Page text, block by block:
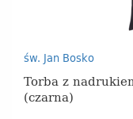
św. Jan Bosko
Torba z
(czarna)